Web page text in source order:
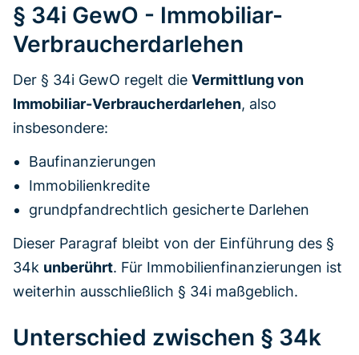
§ 34i GewO - Immobiliar-
Verbraucherdarlehen
Der § 34i GewO regelt die Vermittlung von
Immobiliar-Verbraucherdarlehen, also
insbesondere:
Baufinanzierungen
Immobilienkredite
grundpfandrechtlich gesicherte Darlehen
Dieser Paragraf bleibt von der Einführung des §
34k unberührt. Für Immobilienfinanzierungen ist
weiterhin ausschließlich § 34i maßgeblich.
Unterschied zwischen § 34k